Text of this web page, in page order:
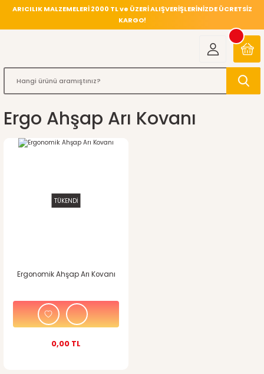
ARICILIK MALZEMELERİ 2000 TL ve ÜZERİ ALIŞVERİŞLERİNİZDE ÜCRETSİZ
KARGO!
Ergo Ahşap Arı Kovanı
TÜKENDİ
Ergonomik Ahşap Arı Kovanı
0,00 TL